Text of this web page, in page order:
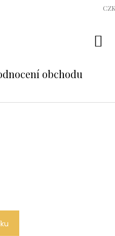
PODMÍNKY OCHRANACZK
obchodu